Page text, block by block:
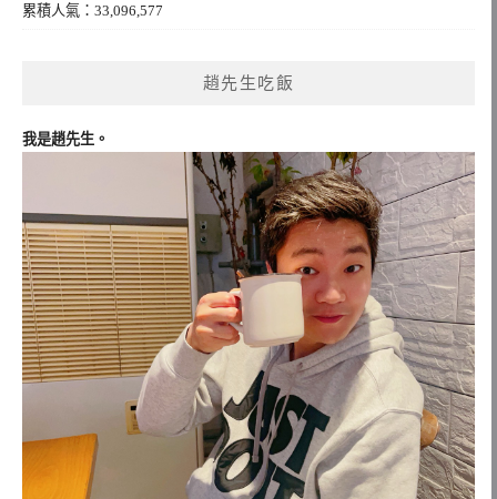
累積人氣：33,096,577
趙先生吃飯
我是趙先生。